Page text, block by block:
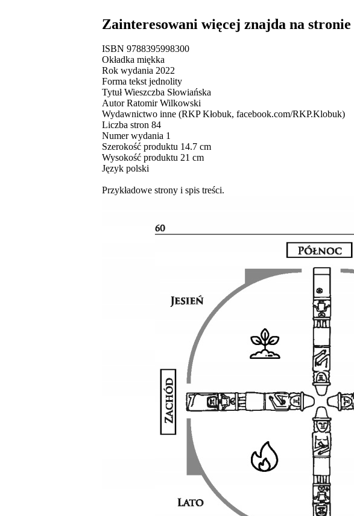
Zainteresowani więcej znajda na stronie
ISBN 9788395998300
Okładka miękka
Rok wydania 2022
Forma tekst jednolity
Tytuł Wieszczba Słowiańska
Autor Ratomir Wilkowski
Wydawnictwo inne (RKP Kłobuk, facebook.com/RKP.Klobuk)
Liczba stron 84
Numer wydania 1
Szerokość produktu 14.7 cm
Wysokość produktu 21 cm
Język polski
Przykładowe strony i spis treści.